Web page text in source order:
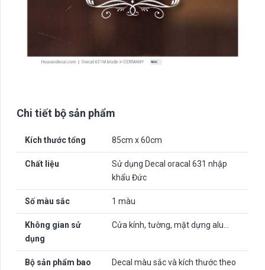
Chi tiết bộ sản phẩm
Kích thước tổng 85cm x 60cm
Chất liệu
Sử dụng Decal oracal 631 nhập
khẩu Đức
Số màu sắc 1 màu
Không gian sử
dụng
Cửa kính, tường, mặt dựng alu…
Bộ sản phẩm bao
Decal màu sắc và kích thước theo